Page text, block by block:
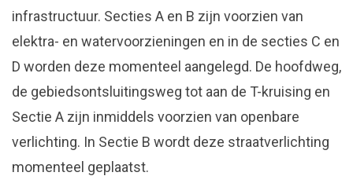
infrastructuur. Secties A en B zijn voorzien van
elektra- en watervoorzieningen en in de secties C en
D worden deze momenteel aangelegd. De hoofdweg,
de gebiedsontsluitingsweg tot aan de T-kruising en
Sectie A zijn inmiddels voorzien van openbare
verlichting. In Sectie B wordt deze straatverlichting
momenteel geplaatst.